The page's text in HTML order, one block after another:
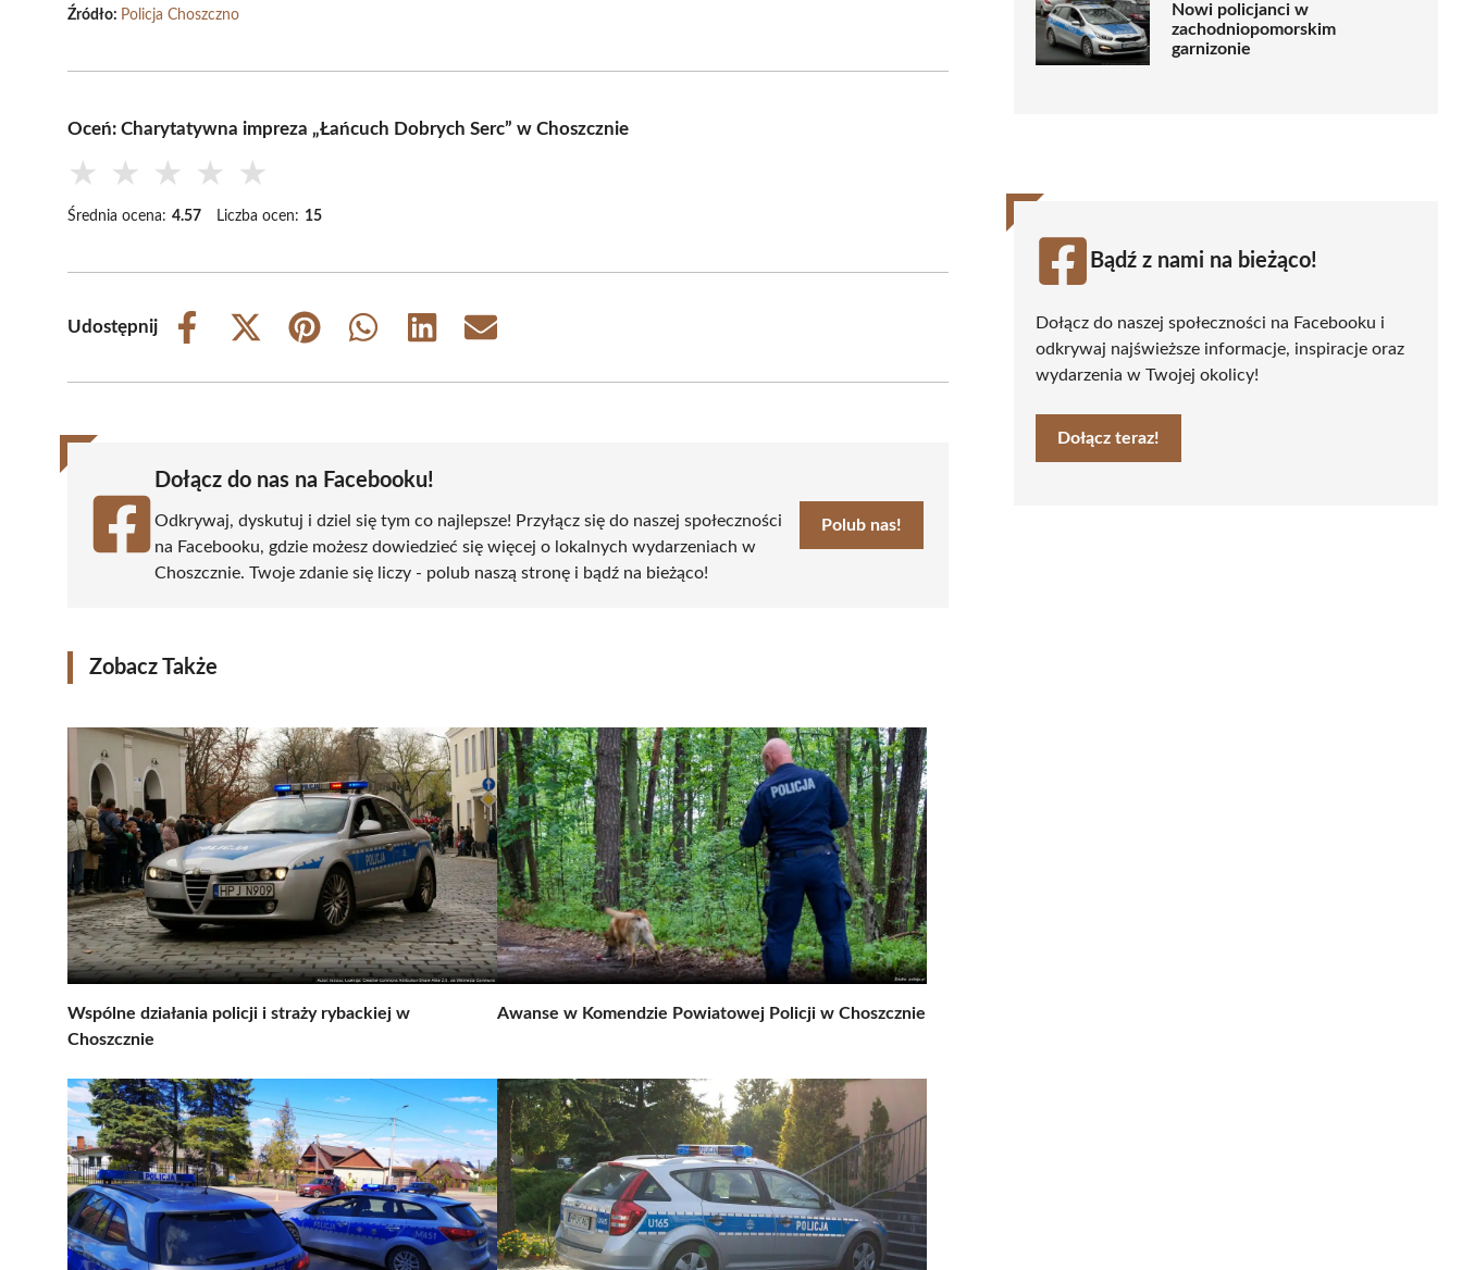
Źródło: Policja Choszczno
Oceń: Charytatywna impreza „Łańcuch Dobrych Serc” w Choszcznie
★ ★ ★ ★ ★
Średnia ocena: 4.57 Liczba ocen: 15
Udostępnij
Share
Share
(Twitter)
Share
Share
Share
Share
Dołącz do nas na Facebooku!
Odkrywaj, dyskutuj i dziel się tym co najlepsze! Przyłącz się do naszej społeczności
na Facebooku, gdzie możesz dowiedzieć się więcej o lokalnych wydarzeniach w
Choszcznie. Twoje zdanie się liczy - polub naszą stronę i bądź na bieżąco!
Polub nas!
Zobacz Także
Wspólne działania policji i straży rybackiej w
Choszcznie
Awanse w Komendzie Powiatowej Policji w Choszcznie
Nowi policjanci w
zachodniopomorskim
garnizonie
Bądź z nami na bieżąco!
Dołącz do naszej społeczności na Facebooku i
odkrywaj najświeższe informacje, inspiracje oraz
wydarzenia w Twojej okolicy!
Dołącz teraz!